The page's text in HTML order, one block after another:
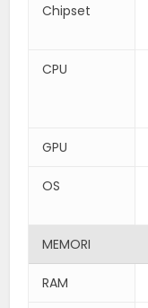
Chipset
CPU
GPU
OS
MEMORI
RAM